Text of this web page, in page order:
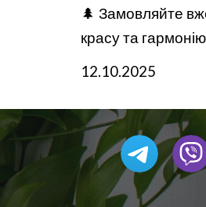
🌲 Замовляйте
красу та
12.10.2025